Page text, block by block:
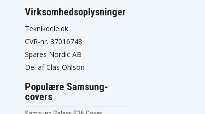
Virksomhedsoplysninger
Teknikdele.dk
CVR-nr. 37016748
Spares Nordic AB
Del af Clas Ohlson
Populære Samsung-
covers